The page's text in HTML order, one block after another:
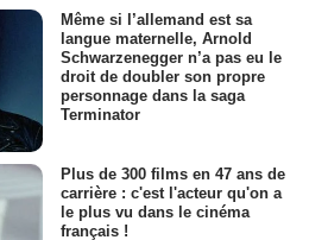
Même si l’allemand est sa
langue maternelle, Arnold
Schwarzenegger n’a pas eu le
droit de doubler son propre
personnage dans la saga
Terminator
Plus de 300 films en 47 ans de
carrière : c'est l'acteur qu'on a
le plus vu dans le cinéma
français !